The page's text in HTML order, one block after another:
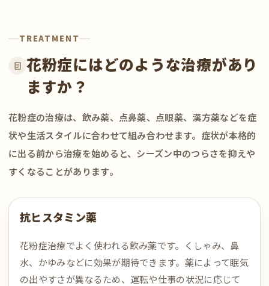
TREATMENT
花粉症にはどのような治療があり
ますか？
花粉症の治療は、飲み薬、点鼻薬、点眼薬、漢方薬などを症
状や生活スタイルに合わせて組み合わせます。症状が本格的
に出る前から治療を始めると、シーズン中のつらさを抑えや
すくなることがあります。
抗ヒスタミン薬
花粉症治療でよく使われる飲み薬です。くしゃみ、鼻
水、かゆみなどに効果が期待できます。薬によって眠気
の出やすさが異なるため、運転や仕事の状況に応じて